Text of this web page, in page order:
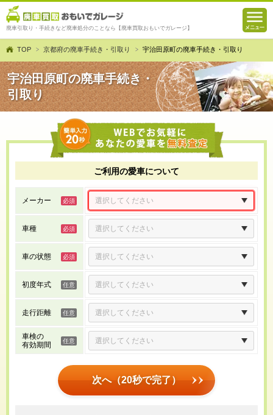
廃車引取り・手続きなど廃車処分のことなら【廃車買取おもいでガレージ】
TOP 京都府の廃車手続き・引取り 宇治田原町の廃車手続き・引取り
宇治田原町の廃車手続き・
引取り
ご利用の愛車について
メーカー
車種
車の状態
初度年式
走行距離
車検の
有効期間
次へ（20秒で完了）